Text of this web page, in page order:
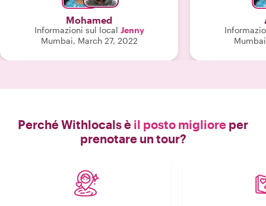
del subcontinente. Mi è piaciuto come
Jenny mi ha fatto interagire con lei
mentre cucinavo. Insieme a ciò arriva
un sacco di narrazione culturale che ti
fa indulgere ancora di più nella
Mohamed
Informazioni sul local Jenny
Mumbai, March 27, 2022
lezione e
delle
della
Parantha, che
una delizia
ci ha dato
per iniziare a
Perché Withlocals è il posto migliore per
prenotare un tour?